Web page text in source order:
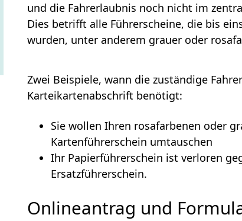
und die Fahrerlaubnis noch nicht im
Dies betrifft alle Führerscheine, die bis
wurden, unter anderem grauer oder
Zwei Beispiele, wann die zuständige
Karteikartenabschrift benötigt:
Sie wollen Ihren rosafarbenen oder
Kartenführerschein umtauschen
Ihr Papierführerschein ist verloren
Ersatzführerschein.
Onlineantrag und